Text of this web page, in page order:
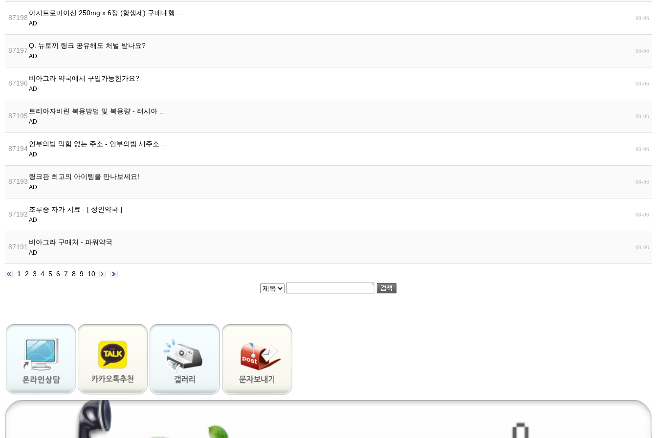
87198
아지트로마이신 250mg x 6정 (항생제) 구매대행 …
AD
08-06
87197
Q. 뉴토끼 링크 공유해도 처벌 받나요?
AD
08-06
87196
비아그라 약국에서 구입가능한가요?
AD
08-06
87195
트리아자비린 복용방법 및 복용량 - 러시아 …
AD
08-06
87194
인부의밤 막힘 없는 주소 - 인부의밤 새주소 …
AD
08-06
87193
링크판 최고의 아이템을 만나보세요!
AD
08-06
87192
조루증 자가 치료 - [ 성인약국 ]
AD
08-06
87191
비아그라 구매처 - 파워약국
AD
08-06
1 2 3 4 5 6 7 8 9 10
마
마
장